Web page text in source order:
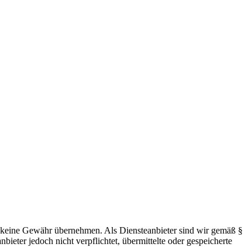
Gewähr übernehmen. Als Diensteanbieter sind wir gemäß §
jedoch nicht verpflichtet, übermittelte oder gespeicherte